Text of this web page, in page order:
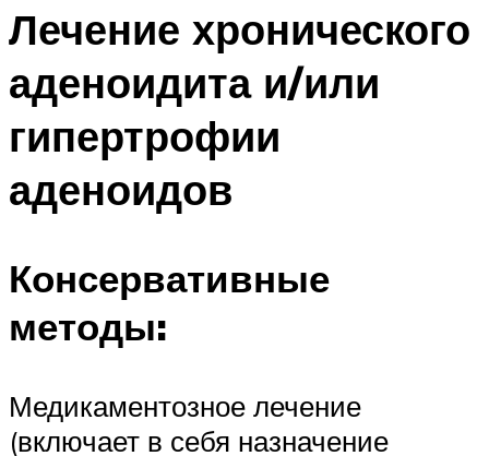
Лечение хронического
аденоидита и/или
гипертрофии
аденоидов
Консервативные
методы:
Медикаментозное лечение
(включает в себя назначение